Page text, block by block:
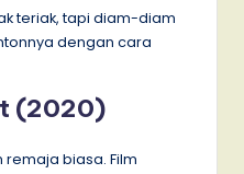
teriak, tapi diam-diam
dengan cara
(2020)
biasa. Film